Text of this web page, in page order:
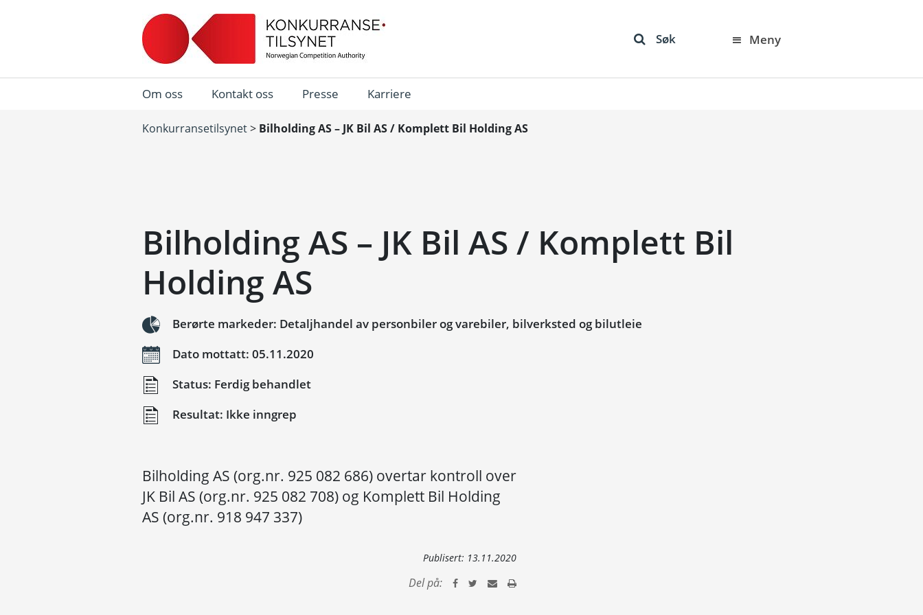
Søk Meny
Om oss Kontakt oss Presse Karriere
Konkurransetilsynet> Bilholding AS – JK Bil AS / Komplett Bil Holding AS
Bilholding AS – JK Bil AS / Komplett Bil
Holding AS
Berørte markeder: Detaljhandel av personbiler og varebiler, bilverksted og bilutleie
Dato mottatt: 05.11.2020
Status: Ferdig behandlet
Resultat: Ikke inngrep
Bilholding AS (org.nr. 925 082 686) overtar kontroll over
JK Bil AS (org.nr. 925 082 708) og Komplett Bil Holding
AS (org.nr. 918 947 337)
Publisert: 13.11.2020
Del på: